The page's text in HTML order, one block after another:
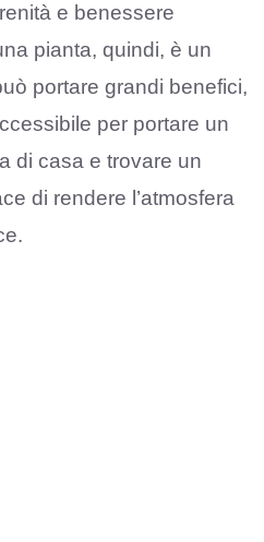
e benessere
pianta, quindi, è un
portare grandi benefici,
per portare un
di casa e trovare un
di rendere l’atmosfera